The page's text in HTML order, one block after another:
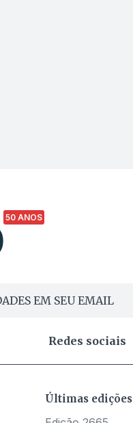
50 ANOS
EM SEU EMAIL
Redes sociais
Últimas edições